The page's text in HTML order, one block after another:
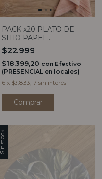
PACK x20 PLATO DE
SITIO PAPEL
CUADRADO MERRY
$22.999
$18.399,20 con Efectivo
(PRESENCIAL en locales)
6 x $3.833,17 sin interés
Sin stock